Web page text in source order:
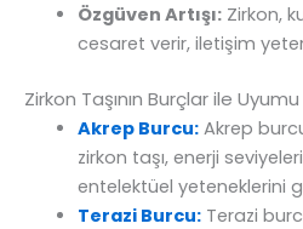
Özgüven Artışı:Zirkon,
cesaret verir, iletişim
Zirkon Taşının Burçlar ile Uyumu
Akrep Burcu:Akrep
zirkon taşı, enerji
entelektüel yeteneklerini
Terazi Burcu:Terazi